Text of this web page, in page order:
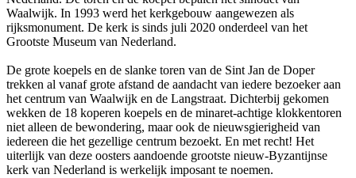
Waalwijk. In 1993 werd het kerkgebouw aangewezen als
rijksmonument. De kerk is sinds juli 2020 onderdeel van het
Grootste Museum van Nederland.
De grote koepels en de slanke toren van de Sint Jan de Doper
trekken al vanaf grote afstand de aandacht van iedere bezoeker aan
het centrum van Waalwijk en de Langstraat. Dichterbij gekomen
wekken de 18 koperen koepels en de minaret-achtige klokkentoren
niet alleen de bewondering, maar ook de nieuwsgierigheid van
iedereen die het gezellige centrum bezoekt. En met recht! Het
uiterlijk van deze oosters aandoende grootste nieuw-Byzantijnse
kerk van Nederland is werkelijk imposant te noemen.